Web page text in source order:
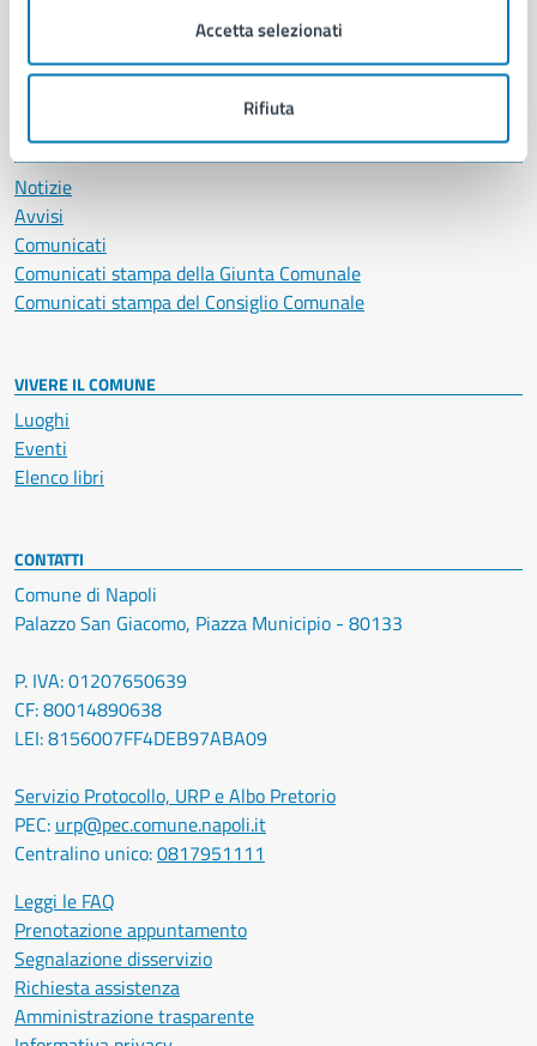
Accetta selezionati
Rifiuta
Vita lavorativa
NOVITÀ
Notizie
Avvisi
Comunicati
Comunicati stampa della Giunta Comunale
Comunicati stampa del Consiglio Comunale
VIVERE IL COMUNE
Luoghi
Eventi
Elenco libri
CONTATTI
Comune di Napoli
Palazzo San Giacomo, Piazza Municipio - 80133
P. IVA: 01207650639
CF: 80014890638
LEI: 8156007FF4DEB97ABA09
Servizio Protocollo, URP e Albo Pretorio
PEC: urp@pec.comune.napoli.it
Centralino unico:0817951111
Leggi le FAQ
Prenotazione appuntamento
Segnalazione disservizio
Richiesta assistenza
Amministrazione trasparente